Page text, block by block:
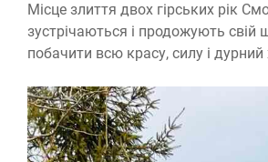
Місце злиття двох гірських рік
зустрічаються і продожують свій
побачити всю красу, силу і